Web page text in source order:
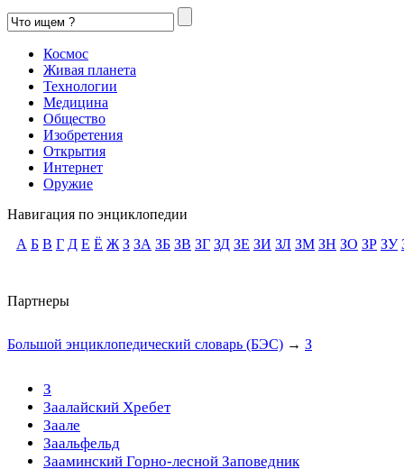
Космос
Живая планета
Технологии
Медицина
Общество
Изобретения
Открытия
Интернет
Оружие
Навигация по энциклопедии
А Б В Г Д Е Ё Ж З ЗА ЗБ ЗВ ЗГ ЗД ЗЕ ЗИ ЗЛ ЗМ ЗН ЗО ЗР ЗУ
Партнеры
Большой энциклопедический словарь (БЭС) → З
З
Заалайский Хребет
Заале
Заальфельд
Зааминский Горно-лесной Заповедник